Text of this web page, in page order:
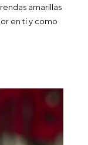
amarillas
en ti y como